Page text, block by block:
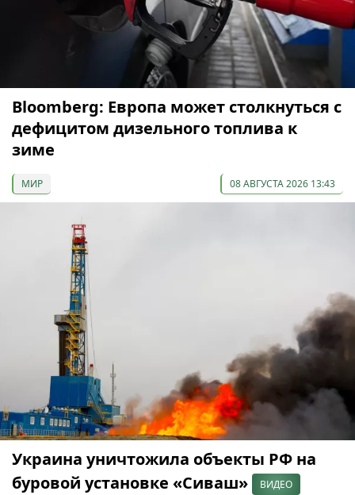
Bloomberg: Европа может столкнуться с
дефицитом дизельного топлива к
зиме
МИР 08 АВГУСТА 2026 13:43
Украина уничтожила объекты РФ на
буровой установке «Сиваш»
ВИДЕО